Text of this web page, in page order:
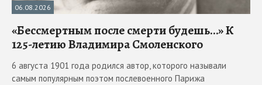
06.08.2026
«Бессмертным после смерти будешь…» К
125-летию Владимира Смоленского
6 августа 1901 года родился автор, которого называли
самым популярным поэтом послевоенного Парижа